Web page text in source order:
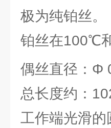
极为纯铂丝。
铂丝在100℃
偶丝直径：Φ
总长度约：
工作端光滑